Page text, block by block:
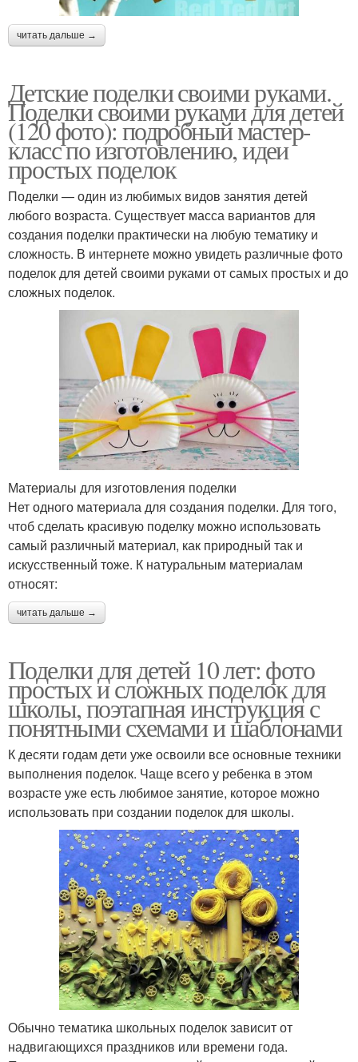
читать дальше →
Детские поделки своими руками.
Поделки своими руками для детей
(120 фото): подробный мастер-
класс по изготовлению, идеи
простых поделок
Поделки — один из любимых видов занятия детей
любого возраста. Существует масса вариантов для
создания поделки практически на любую тематику и
сложность. В интернете можно увидеть различные фото
поделок для детей своими руками от самых простых и до
сложных поделок.
Материалы для изготовления поделки
Нет одного материала для создания поделки. Для того,
чтоб сделать красивую поделку можно использовать
самый различный материал, как природный так и
искусственный тоже. К натуральным материалам
относят:
читать дальше →
Поделки для детей 10 лет: фото
простых и сложных поделок для
школы, поэтапная инструкция с
понятными схемами и шаблонами
К десяти годам дети уже освоили все основные техники
выполнения поделок. Чаще всего у ребенка в этом
возрасте уже есть любимое занятие, которое можно
использовать при создании поделок для школы.
Обычно тематика школьных поделок зависит от
надвигающихся праздников или времени года.